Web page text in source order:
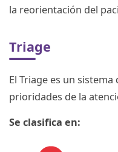
la reorientación del
Triage
El Triage es un
prioridades de la
Se clasifica en: